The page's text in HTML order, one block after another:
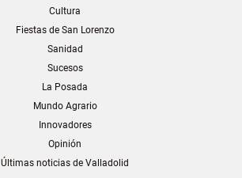
Cultura
Fiestas de San Lorenzo
Sanidad
Sucesos
La Posada
Mundo Agrario
Innovadores
Opinión
Últimas noticias de Valladolid